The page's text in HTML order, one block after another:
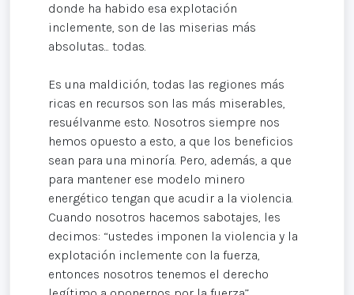
donde ha habido esa explotación
inclemente, son de las miserias más
absolutas... todas.
Es una maldición, todas las regiones más
ricas en recursos son las más miserables,
resuélvanme esto. Nosotros siempre nos
hemos opuesto a esto, a que los beneficios
sean para una minoría. Pero, además, a que
para mantener ese modelo minero
energético tengan que acudir a la violencia.
Cuando nosotros hacemos sabotajes, les
decimos: “ustedes imponen la violencia y la
explotación inclemente con la fuerza,
entonces nosotros tenemos el derecho